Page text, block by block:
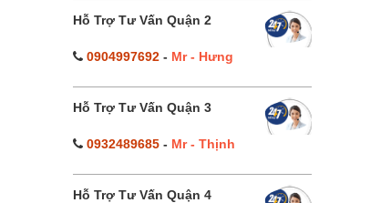
Hỗ Trợ Tư Vấn Quận 2
0904997692- Mr - Hưng
Hỗ Trợ Tư Vấn Quận 3
0932489685- Mr - Thịnh
Hỗ Trợ Tư Vấn Quận 4